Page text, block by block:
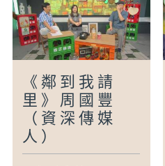
《鄰到我請
里》周國豐
（資深傳媒
人）